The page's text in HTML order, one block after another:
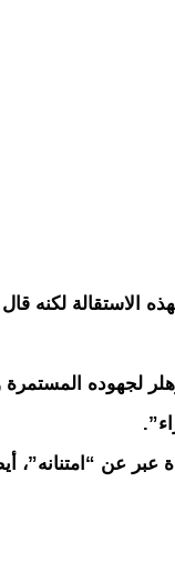
لكنه قال
لجهوده
عبر عن